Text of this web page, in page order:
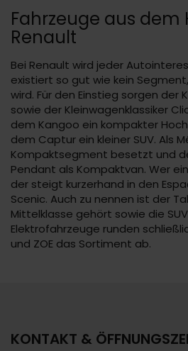
Fahrzeuge aus dem
Renault
Bei Renault wird jeder
existiert so gut wie kein
wird. Für den Einstieg sorgen der
sowie der Kleinwagenklassiker
dem Kangoo ein kompakter
dem Captur ein kleiner SUV. Als
Kompaktsegment besetzt und
Pendant als Kompaktvan. Wer
der steigt kurzerhand in den
Scenic. Auch zu nennen ist der
Mittelklasse gehört sowie die
Elektrofahrzeuge runden
und ZOE das Sortiment ab.
KONTAKT &